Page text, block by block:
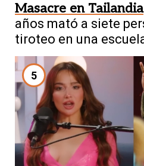
Masacre en Tailandia
años mató a siete
tiroteo en una
5